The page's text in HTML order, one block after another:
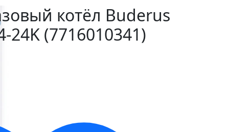
котёл Buderus
24K (7716010341)